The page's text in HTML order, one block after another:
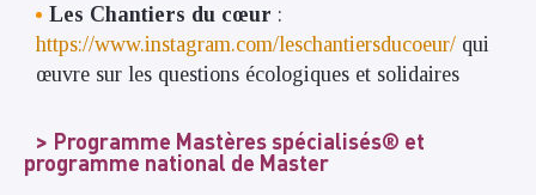
Les Chantiers du cœur :
https://www.instagram.com/leschantiersducoeur/ qui
œuvre sur les questions écologiques et solidaires
Programme Mastères spécialisés® et
programme national de Master